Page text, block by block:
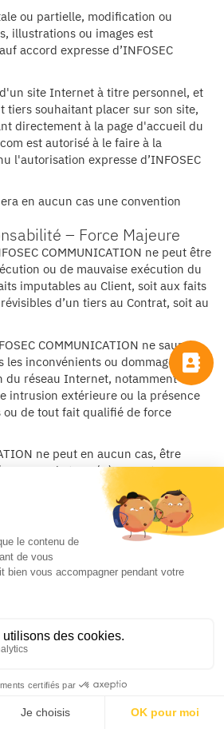
ou partielle, modification ou
illustrations ou images est
accord expresse d’INFOSEC
site Internet à titre personnel, et
tiers souhaitant placer sur son site,
directement à la page d'accueil du
est autorisé à le faire à la
l'autorisation expresse d’INFOSEC
en aucun cas une convention
– Force Majeure
COMMUNICATION ne peut être
ou de mauvaise exécution du
imputables au Client, soit aux faits
d’un tiers au Contrat, soit au
COMMUNICATION ne saurait
inconvénients ou dommages
réseau Internet, notamment une
intrusion extérieure ou la présence
de tout fait qualifié de force
ne peut en aucun cas, être
de tous évènements
notamment les cas de force majeure,
à retarder ou à empêcher la prise
particulières contraires :
n'a vis-à-vis de son Client
et notamment en ce qui est de
du Site, du processus de
ou de tous services postérieurs à
COMMUNICATION est limitée
COMMUNICATION ne pourra
mauvaise utilisation des produits